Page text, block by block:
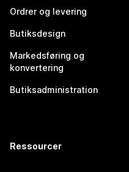
Ordrer og levering
Butiksdesign
Markedsføring og
konvertering
Butiksadministration
Ressourcer